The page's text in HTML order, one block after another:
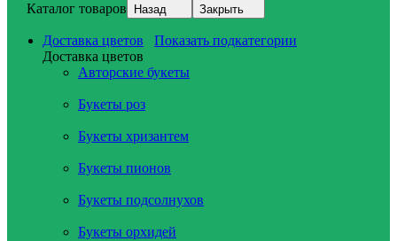
Каталог товаров Назад Закрыть
Доставка цветов
Показать подкатегории
Доставка цветов
Авторские букеты
Букеты роз
Букеты хризантем
Букеты пионов
Букеты подсолнухов
Букеты орхидей